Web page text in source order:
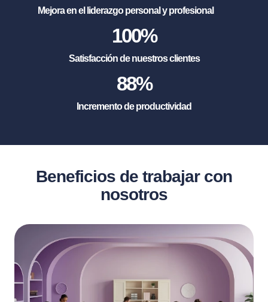
Mejora en el liderazgo personal y profesional
100%
Satisfacción de nuestros clientes
88%
Incremento de productividad
Beneficios de trabajar con
nosotros